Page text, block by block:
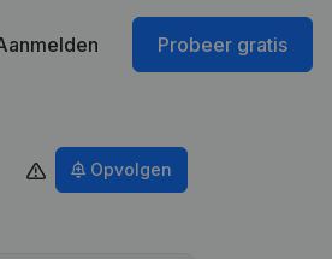
Probeer gratis
Opvolgen